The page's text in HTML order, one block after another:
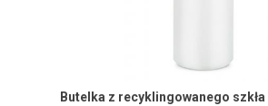
Butelka z recyklingowanego szkła